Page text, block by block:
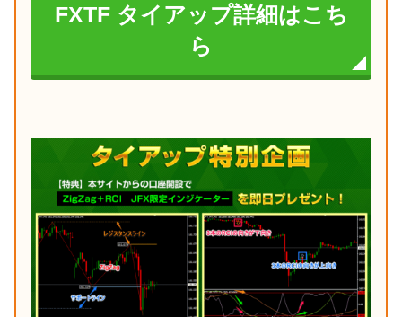
FXTF タイアップ詳細はこち
ら